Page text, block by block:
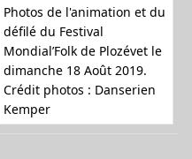
Photos de l'animation et du
défilé du Festival
Mondial’Folk de Plozévet le
dimanche 18 Août 2019.
Crédit photos : Danserien
Kemper